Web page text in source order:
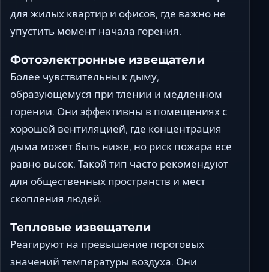
для жилых квартир и офисов, где важно не
упустить момент начала горения.
Фотоэлектронные извещатели
Более чувствительны к дыму,
образующемуся при тлении и медленном
горении. Они эффективны в помещениях с
хорошей вентиляцией, где концентрация
дыма может быть ниже, но риск пожара все
равно высок. Такой тип часто рекомендуют
для общественных пространств и мест
скопления людей.
Тепловые извещатели
Реагируют на превышение пороговых
значений температуры воздуха. Они